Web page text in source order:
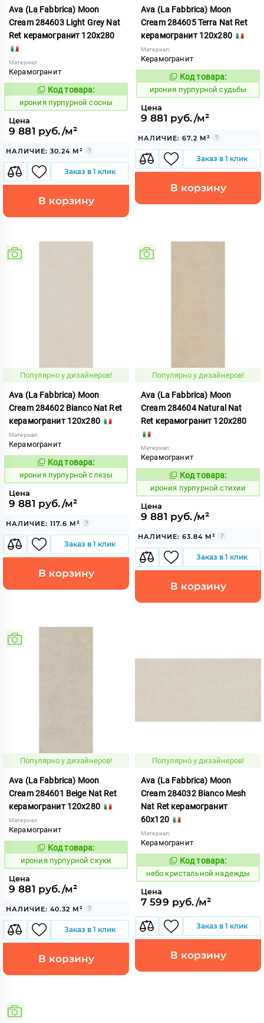
Ava (La Fabbrica) Moon
Cream 284603 Light Grey Nat
Ret керамогранит 120x280
Материал:
Керамогранит
1103222
Код товара:
ирония пурпурной сосны
Цена
9 881 руб./м²
НАЛИЧИЕ: 30.24 М²
Заказ в 1 клик
В корзину
Ava (La Fabbrica) Moon
Cream 284605 Terra Nat Ret
керамогранит 120x280
Материал:
Керамогранит
1103224
Код товара:
ирония пурпурной судьбы
Цена
9 881 руб./м²
НАЛИЧИЕ: 67.2 М²
Заказ в 1 клик
В корзину
Популярно у дизайнеров!
Ava (La Fabbrica) Moon
Cream 284602 Bianco Nat Ret
керамогранит 120x280
Материал:
Керамогранит
1103221
Код товара:
ирония пурпурной слезы
Цена
9 881 руб./м²
НАЛИЧИЕ: 117.6 М²
Заказ в 1 клик
В корзину
Популярно у дизайнеров!
Ava (La Fabbrica) Moon
Cream 284604 Natural Nat
Ret керамогранит 120x280
Материал:
Керамогранит
1103223
Код товара:
ирония пурпурной стихии
Цена
9 881 руб./м²
НАЛИЧИЕ: 63.84 М²
Заказ в 1 клик
В корзину
Популярно у дизайнеров!
Ava (La Fabbrica) Moon
Cream 284601 Beige Nat Ret
керамогранит 120x280
Материал:
Керамогранит
1103219
Код товара:
ирония пурпурной скуки
Цена
9 881 руб./м²
НАЛИЧИЕ: 40.32 М²
Заказ в 1 клик
В корзину
Популярно у дизайнеров!
Ava (La Fabbrica) Moon
Cream 284032 Bianco Mesh
Nat Ret керамогранит
60x120
Материал:
Керамогранит
1123807
Код товара:
небо кристальной надежды
Цена
7 599 руб./м²
Заказ в 1 клик
В корзину